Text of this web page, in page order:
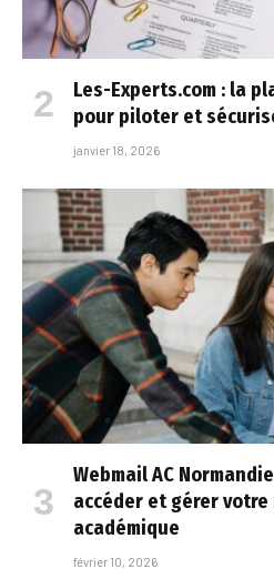
Les-Experts.com : la
pour piloter et
janvier 18, 2026
Webmail AC
accéder et gérer votre
académique
février 10, 2026